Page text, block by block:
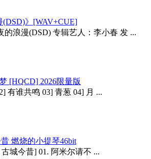
》[WAV+CUE]
的浪漫(DSD) 专辑艺人：李小春 发 ...
[HQCD] 2026限量版
有谁共鸣 03] 青葱 04] 月 ...
燃烧的小提琴46bit
城今昔] 01. 阿米尔请不 ...